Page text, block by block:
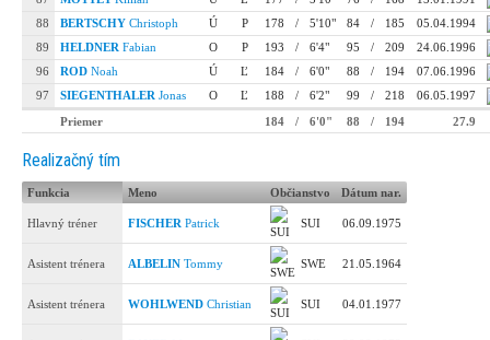
Priemer 184 / 6'0" 88 / 194 27.9
88
BERTSCHY Christoph Ú P 178 / 5'10" 84 / 185
05.04.1994
89
HELDNER Fabian O P 193 / 6'4" 95 / 209
24.06.1996
96
ROD Noah Ú Ľ 184 / 6'0" 88 / 194
07.06.1996
97
SIEGENTHALER Jonas O Ľ 188 / 6'2" 99 / 218 06.05.1997
Realizačný tím
Funkcia Meno Občianstvo Dátum nar.
Hlavný tréner FISCHER Patrick SUI 06.09.1975
Asistent trénera ALBELIN Tommy SWE 21.05.1964
Asistent trénera WOHLWEND Christian SUI 04.01.1977